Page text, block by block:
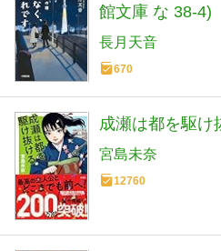
館文庫 な 38-4)
長月天音
670
成瀬は都を駆け
宮島未奈
12760